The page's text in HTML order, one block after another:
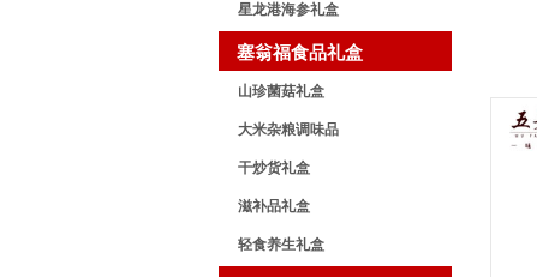
星龙港海参礼盒
塞翁福食品礼盒
山珍菌菇礼盒
大米杂粮调味品
干炒货礼盒
滋补品礼盒
轻食养生礼盒